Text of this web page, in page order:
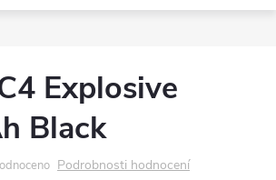
Explosive
Black
Podrobnosti hodnocení